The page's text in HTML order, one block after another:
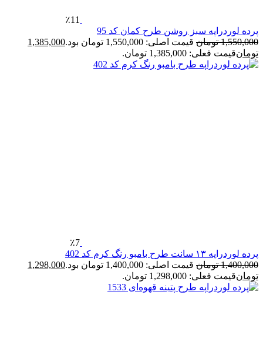
٪11
لوردراپه سبز روشن طرح کمان کد 95
تومان قیمت اصلی: 1,550,000 تومان بود.
1,385,000
قیمت فعلی: 1,385,000 تومان.
٪7
لوردراپه ۱۳ سانت طرح بامبو رنگ کرم کد 402
تومان قیمت اصلی: 1,400,000 تومان بود.
1,298,000
قیمت فعلی: 1,298,000 تومان.